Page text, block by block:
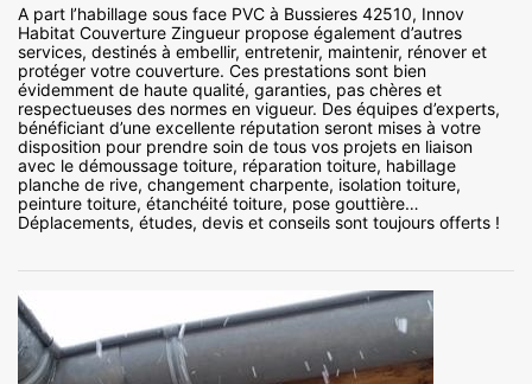
A part l’habillage sous face PVC à Bussieres 42510, Innov
Habitat Couverture Zingueur propose également d’autres
services, destinés à embellir, entretenir, maintenir, rénover et
protéger votre couverture. Ces prestations sont bien
évidemment de haute qualité, garanties, pas chères et
respectueuses des normes en vigueur. Des équipes d’experts,
bénéficiant d’une excellente réputation seront mises à votre
disposition pour prendre soin de tous vos projets en liaison
avec le démoussage toiture, réparation toiture, habillage
planche de rive, changement charpente, isolation toiture,
peinture toiture, étanchéité toiture, pose gouttière…
Déplacements, études, devis et conseils sont toujours offerts !